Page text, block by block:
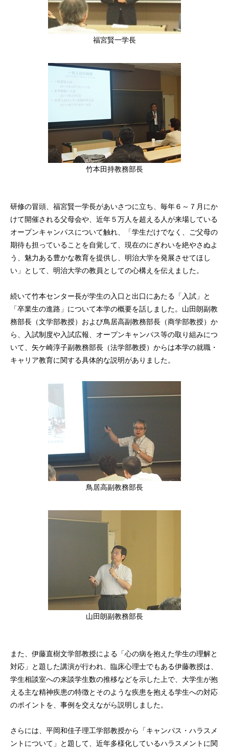
福宮賢一学長
竹本田持教務部長
研修の冒頭、福宮賢一学長があいさつに立ち、毎年６～７月にか
けて開催される父母会や、近年５万人を超える人が来場している
オープンキャンパスについて触れ、「学生だけでなく、ご父母の
期待も担っていることを自覚して、現在のにぎわいを絶やさぬよ
う、魅力ある豊かな教育を提供し、明治大学を発展させてほし
い」として、明治大学の教員としての心構えを伝えました。
続いて竹本センター長が学生の入口と出口にあたる「入試」と
「卒業生の進路」について本学の概要を話しました。山田朗副教
務部長（文学部教授）および鳥居高副教務部長（商学部教授）か
ら、入試制度や入試広報、オープンキャンパス等の取り組みにつ
いて、矢ケ崎淳子副教務部長（法学部教授）からは本学の就職・
キャリア教育に関する具体的な説明がありました。
鳥居高副教務部長
山田朗副教務部長
また、伊藤直樹文学部教授による「心の病を抱えた学生の理解と
対応」と題した講演が行われ、臨床心理士でもある伊藤教授は、
学生相談室への来談学生数の推移などを示した上で、大学生が抱
える主な精神疾患の特徴とそのような疾患を抱える学生への対応
のポイントを、事例を交えながら説明しました。
さらには、平岡和佳子理工学部教授から「キャンパス・ハラスメ
ントについて」と題して、近年多様化しているハラスメントに関